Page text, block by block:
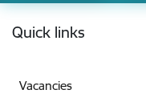
Footer
Quick links
Vacancies